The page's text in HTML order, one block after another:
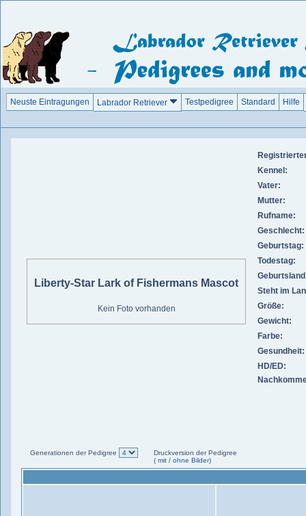
Neuste Eintragungen Labrador Retriever Testpedigree Standard Hilfe
Liberty-Star Lark of Fishermans Mascot
Kein Foto vorhanden
Kennel:
Vater:
Mutter:
Rufname:
Geschlecht:
Geburtstag:
Todestag:
Steht im
Größe:
Gewicht:
Farbe:
Gesundheit:
HD/ED:
Generationen der Pedigree
Druckversion der Pedigree
( mit / ohne Bilder)